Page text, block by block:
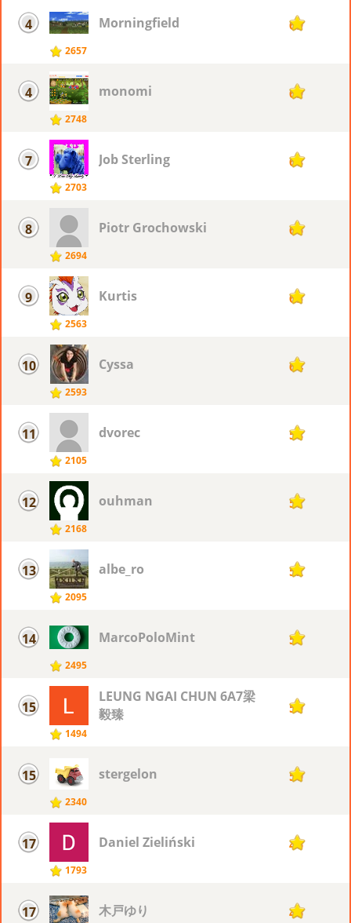
4
2657
Morningfield 69
4
2748
monomi 69
7
2703
Job Sterling 68
8
2694
Piotr ​Grochowski 66
9
2563
Kurtis 65
10
2593
Cyssa 64
11
2105
dvorec 58
12
2168
ouhman 57
13
2095
albe_ro 52
14
2495
MarcoPoloMint 51
15
1494
LEUNG NGAI CHUN 6A7梁
毅臻
50
15
2340
stergelon 50
17
1793
Daniel Zieliński 46
17 木戸ゆり 46